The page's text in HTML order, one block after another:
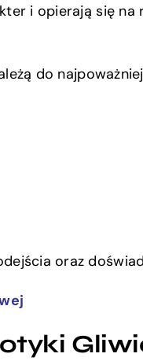
i opierają się
do
oraz